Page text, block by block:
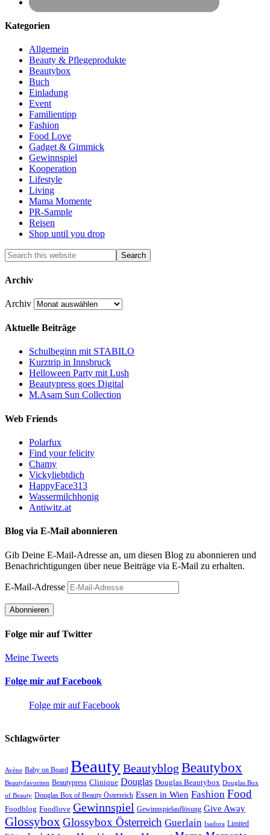
Kategorien
Allgemein
Beauty & Pflegeprodukte
Beautybox
Buch
Einladung
Event
Familientipp
Fashion
Food Love
Gadget & Gimmick
Gewinnspiel
Kooperation
Lifestyle
Living
Mama Momente
PR-Sample
Reisen
Shop until you drop
Archiv
Archiv
Aktuelle Beiträge
Schulbeginn mit STABILO
Kurztrip in Innsbruck
Helloween Party mit Lush
Beautypress goes Digital
M.Asam Sun Collection
Web Friends
Polarfux
Find your felicity
Chamy
Vickyliebtdich
HappyFace313
Wassermilchhonig
Antiwitz.at
Blog via E-Mail abonnieren
Gib Deine E-Mail-Adresse an, um diesen Blog zu abonnieren und
Benachrichtigungen über neue Beiträge via E-Mail zu erhalten.
E-Mail-Adresse
Abonnieren
Folge mir auf Twitter
Meine Tweets
Folge mir auf Facebook
Folge mir auf Facebook
Schlagwörter
Avène Baby on Board BeautyBeautyblog Beautybox
Beautyfavoriten Beautypress Clinique Douglas Douglas Beautybox Douglas Box
of Beauty Douglas Box of Beauty Österreich Essen in Wien Fashion Food
Foodblog Foodlove Gewinnspiel Gewinnspielauflösung Give Away
GlossyboxGlossybox Österreich Guerlain Isadora Limited